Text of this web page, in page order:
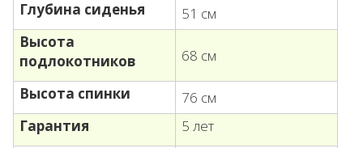
Глубина сиденья
51 см
Высота
подлокотников
68 см
Высота спинки
76 см
Гарантия
5 лет